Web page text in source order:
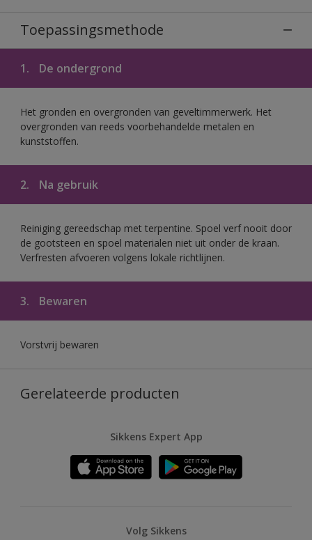
Toepassingsmethode
1. De ondergrond
Het gronden en overgronden van geveltimmerwerk. Het
overgronden van reeds voorbehandelde metalen en
kunststoffen.
2. Na gebruik
Reiniging gereedschap met terpentine. Spoel verf nooit door
de gootsteen en spoel materialen niet uit onder de kraan.
Verfresten afvoeren volgens lokale richtlijnen.
3. Bewaren
Vorstvrij bewaren
Gerelateerde producten
Sikkens Expert App
Volg Sikkens